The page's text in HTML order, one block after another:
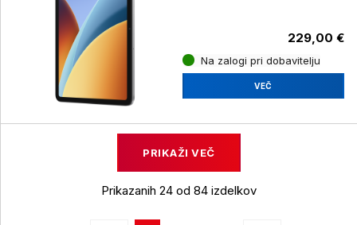
229,00 €
Na zalogi pri dobavitelju
VEČ
PRIKAŽI VEČ
Prikazanih 24 od 84 izdelkov